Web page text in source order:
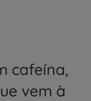
cafeína,
vem à